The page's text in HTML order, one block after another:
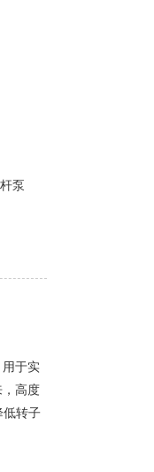
泵
于实
高度
低转子